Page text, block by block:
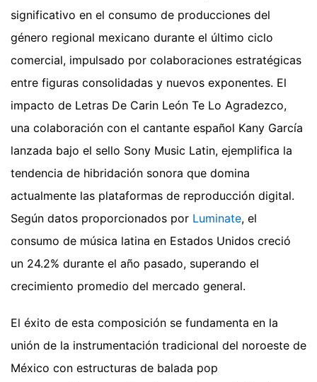
significativo en el consumo de producciones del
género regional mexicano durante el último ciclo
comercial, impulsado por colaboraciones estratégicas
entre figuras consolidadas y nuevos exponentes. El
impacto de Letras De Carin León Te Lo Agradezco,
una colaboración con el cantante español Kany García
lanzada bajo el sello Sony Music Latin, ejemplifica la
tendencia de hibridación sonora que domina
actualmente las plataformas de reproducción digital.
Según datos proporcionados por Luminate, el
consumo de música latina en Estados Unidos creció
un 24.2% durante el año pasado, superando el
crecimiento promedio del mercado general.
El éxito de esta composición se fundamenta en la
unión de la instrumentación tradicional del noroeste de
México con estructuras de balada pop